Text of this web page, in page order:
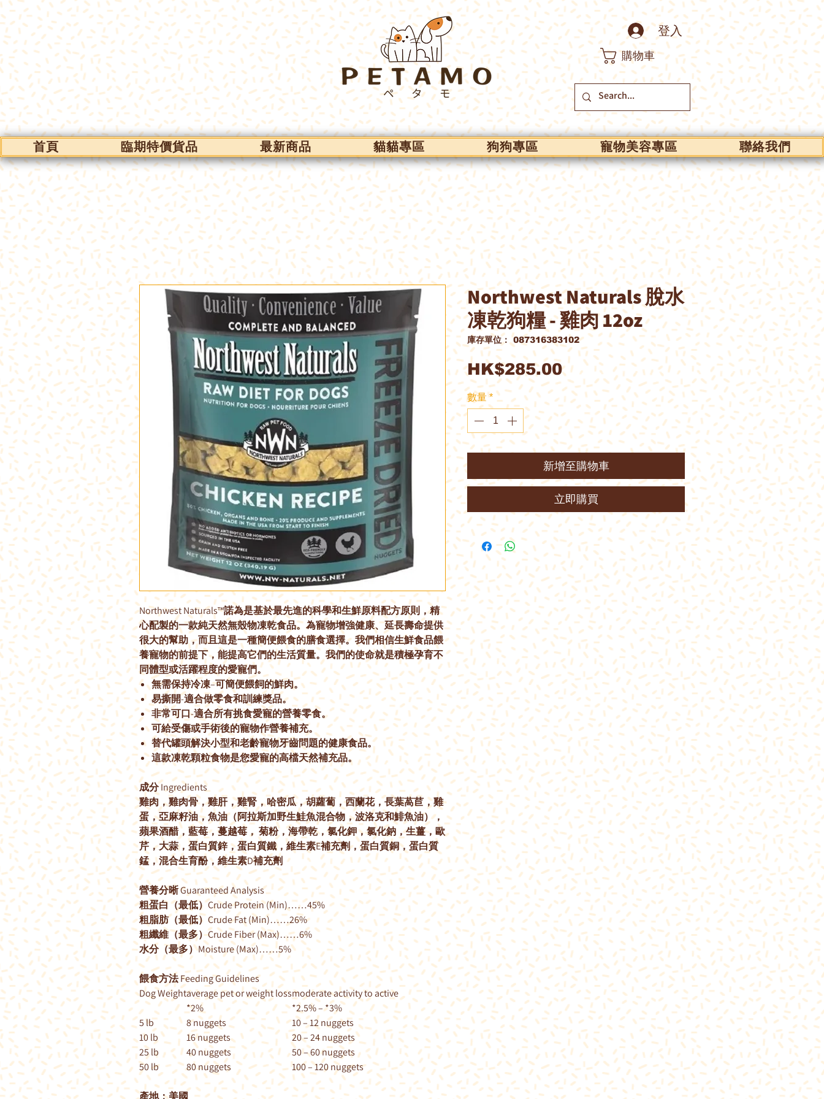
登入
購物車
首頁 臨期特價貨品 最新商品 貓貓專區 狗狗專區 寵物美容專區 聯絡我們
Northwest Naturals™諾為是基於最先進的科學和生鮮原料配方原則，精
心配製的一款純天然無殼物凍乾食品。為寵物增強健康、延長壽命提供
很大的幫助，而且這是一種簡便餵食的膳食選擇。我們相信生鮮食品餵
養寵物的前提下，能提高它們的生活質量。我們的使命就是積極孕育不
同體型或活躍程度的愛寵們。
無需保持冷凍–可簡便餵飼的鮮肉。
易撕開-適合做零食和訓練獎品。
非常可口-適合所有挑食愛寵的營養零食。
可給受傷或手術後的寵物作營養補充。
替代罐頭解決小型和老齡寵物牙齒問題的健康食品。
這款凍乾顆粒食物是您愛寵的高檔天然補充品。
成分 Ingredients
雞肉，雞肉骨，雞肝，雞腎，哈密瓜，胡蘿蔔，西蘭花，長葉萵苣，雞
蛋，亞麻籽油，魚油（阿拉斯加野生鮭魚混合物，波洛克和鯡魚油），
蘋果酒醋，藍莓，蔓越莓， 菊粉，海帶乾，氯化鉀，氯化鈉，生薑，歐
芹，大蒜，蛋白質鋅，蛋白質鐵，維生素E補充劑，蛋白質銅，蛋白質
錳，混合生育酚，維生素D補充劑
營養分晰 Guaranteed Analysis
粗蛋白（最低）Crude Protein (Min)……45%
粗脂肪（最低）Crude Fat (Min)……26%
粗纖維（最多）Crude Fiber (Max)……6%
水分（最多）Moisture (Max)……5%
餵食方法 Feeding Guidelines
Dog Weightaverage pet or weight lossmoderate activity to active
*2%
*2.5% – *3%
5 lb
8 nuggets
10 – 12 nuggets
10 lb
16 nuggets
20 – 24 nuggets
25 lb
40 nuggets
50 – 60 nuggets
50 lb
80 nuggets 100 – 120 nuggets
產地：美國
Northwest Naturals 脫水
凍乾狗糧 - 雞肉 12oz
庫存單位： 087316383102
HK$285.00價
格
數量 *
新增至購物車
立即購買